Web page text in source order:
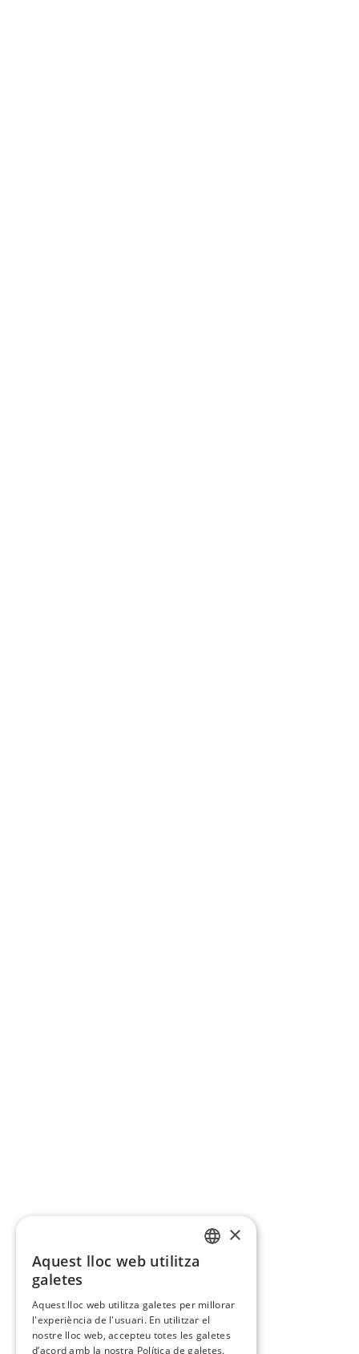
×
Aquest lloc web utilitza
galetes
Aquest lloc web utilitza galetes per millorar
l'experiència de l'usuari. En utilitzar el
nostre lloc web, accepteu totes les galetes
d’acord amb la nostra Política de galetes.